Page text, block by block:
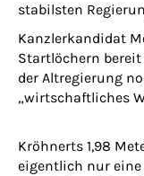
stabilsten
Kanzlerkandidat
Startlöchern bereit
der Altregierung
„wirtschaftliches
Kröhnerts 1,98
eigentlich nur eine